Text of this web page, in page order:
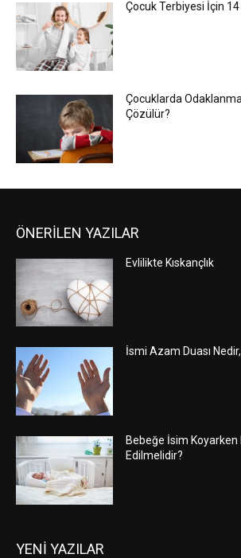
Çocuk Terbiyesi İçin
Çocuklarda Odaklanma
Çözülür?
ÖNERİLEN YAZILAR
Evlilikte Kıskançlık
İsmi Azam Duası
Bebeğe İsim Koyarken
Edilmelidir?
YENİ YAZILAR